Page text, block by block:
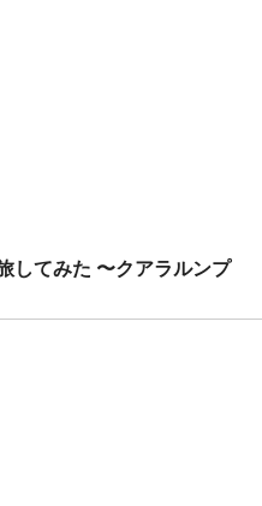
してみた 〜クアラルンプ